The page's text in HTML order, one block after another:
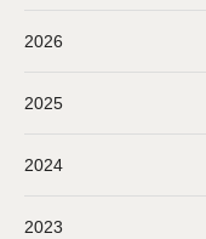
2026
2025
2024
2023